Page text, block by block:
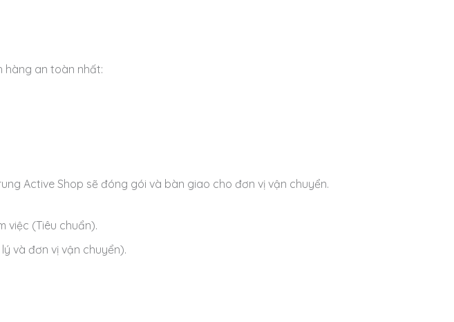
hàng an toàn nhất:
Active Shop sẽ đóng gói và bàn giao cho đơn vị vận chuyển.
việc (Tiêu chuẩn).
và đơn vị vận chuyển).